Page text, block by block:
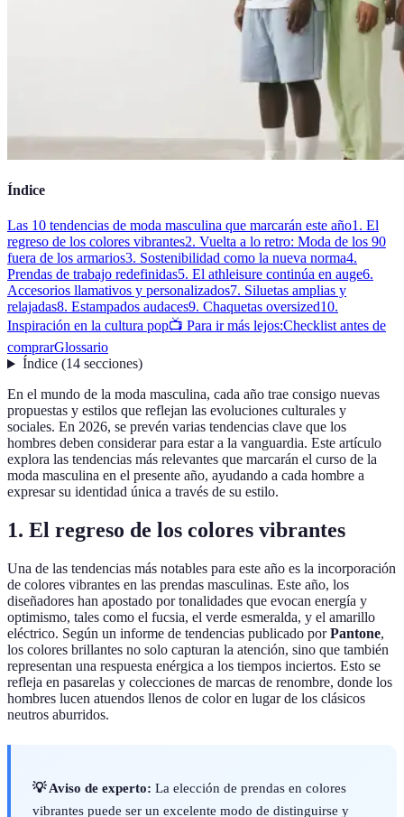
Índice
Las 10 tendencias de moda masculina que marcarán este año1. El
regreso de los colores vibrantes2. Vuelta a lo retro: Moda de los 90
fuera de los armarios3. Sostenibilidad como la nueva norma4.
Prendas de trabajo redefinidas5. El athleisure continúa en auge6.
Accesorios llamativos y personalizados7. Siluetas amplias y
relajadas8. Estampados audaces9. Chaquetas oversized10.
Inspiración en la cultura pop📺 Para ir más lejos:Checklist antes de
comprarGlossario
Índice(14 secciones)
En el mundo de la moda masculina, cada año trae consigo nuevas
propuestas y estilos que reflejan las evoluciones culturales y
sociales. En 2026, se prevén varias tendencias clave que los
hombres deben considerar para estar a la vanguardia. Este artículo
explora las tendencias más relevantes que marcarán el curso de la
moda masculina en el presente año, ayudando a cada hombre a
expresar su identidad única a través de su estilo.
1. El regreso de los colores vibrantes
Una de las tendencias más notables para este año es la incorporación
de colores vibrantes en las prendas masculinas. Este año, los
diseñadores han apostado por tonalidades que evocan energía y
optimismo, tales como el fucsia, el verde esmeralda, y el amarillo
eléctrico. Según un informe de tendencias publicado porPantone,
los colores brillantes no solo capturan la atención, sino que también
representan una respuesta enérgica a los tiempos inciertos. Esto se
refleja en pasarelas y colecciones de marcas de renombre, donde los
hombres lucen atuendos llenos de color en lugar de los clásicos
neutros aburridos.
💡 Aviso de experto: La elección de prendas en colores
vibrantes puede ser un excelente modo de distinguirse y